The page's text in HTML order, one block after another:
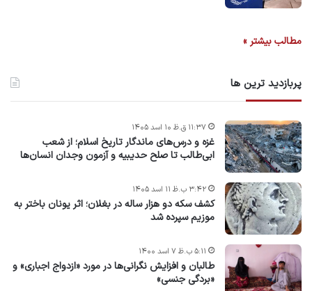
مطالب بیشتر »
پربازدید ترین ها
غزه و درس‌های ماندگار تاریخ اسلام؛ از شعب
ابی‌طالب تا صلح حدیبیه و آزمون وجدان انسان‌ها
۱۱:۳۷ ق.ظ ۱۰ اسد ۱۴۰۵
کشف سکه دو هزار ساله در بغلان؛ اثر یونان باختر به
موزیم سپرده شد
۳:۴۲ ب.ظ ۱۱ اسد ۱۴۰۵
طالبان و افزایش نگرانی‌ها در مورد «ازدواج اجباری» و
«بردگی جنسی»
۵:۱۱ ب.ظ ۷ اسد ۱۴۰۰